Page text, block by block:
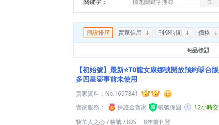
預設排序 賣家信用 刊登時間 價格
商品標題
【初始號】最新⭐T0龍女康娜號開放預約🐷台
多四星🐷事前未使用
賣家資料： No.1697841
賣家服務：
保證金賣家 帳號保固
12小時
牧羊人之心/帳號/IOS 8年前刊登